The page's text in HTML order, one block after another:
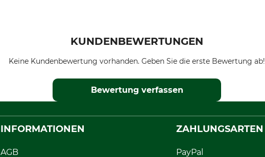
KUNDENBEWERTUNGEN
Keine Kundenbewertung vorhanden. Geben Sie die erste Bewertung ab!
Bewertung verfassen
INFORMATIONEN
AGB
ZAHLUNGSARTEN
PayPal